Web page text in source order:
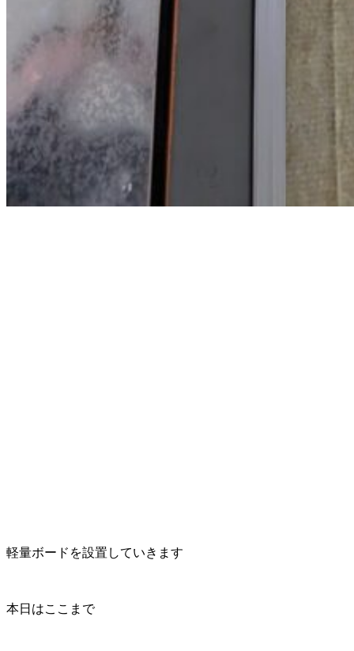
軽量ボードを設置していきます
本日はここまで